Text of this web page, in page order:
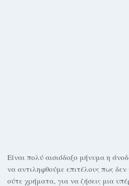
Είναι πολύ αισιόδοξο μήνυμα η
να αντιληφθούμε επιτέλους πως δεν
ούτε χρήματα, για να ζήσεις μια